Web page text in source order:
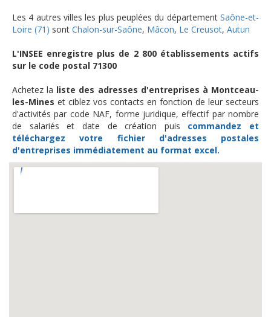
Les 4 autres villes les plus peuplées du département Saône-et-
Loire (71) sont Chalon-sur-Saône, Mâcon, Le Creusot, Autun
L'INSEE enregistre plus de 2 800 établissements actifs
sur le code postal 71300
Achetez la liste des adresses d'entreprises à Montceau-
les-Mines et ciblez vos contacts en fonction de leur secteurs
d'activités par code NAF, forme juridique, effectif par nombre
de salariés et date de création puis commandez et
téléchargezvotre fichier d'adresses postales
d'entreprises immédiatement au format excel.